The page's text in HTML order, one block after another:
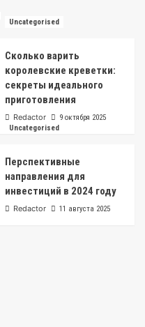
Uncategorised
Сколько варить
королевские креветки:
секреты идеального
приготовления
Redactor
9 октября 2025
Uncategorised
Перспективные
направления для
инвестиций в 2024 году
Redactor
11 августа 2025